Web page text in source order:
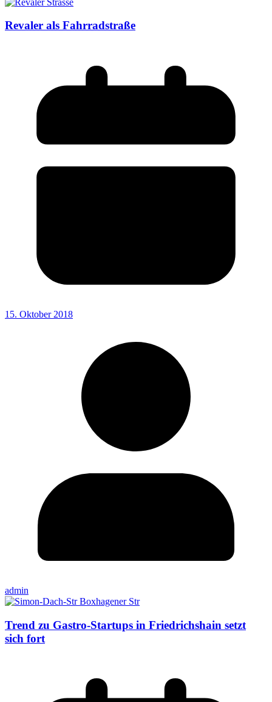
Revaler als Fahrradstraße
15. Oktober 2018
admin
Trend zu Gastro-Startups in Friedrichshain setzt
sich fort